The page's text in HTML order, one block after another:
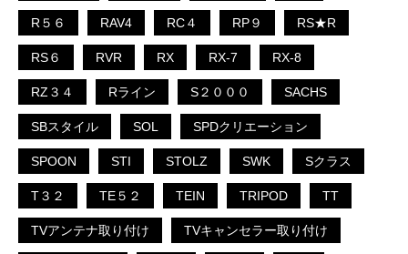
R５６ RAV4 RC４ RP９ RS★R
RS６ RVR RX RX-7 RX-8
RZ３４ Rライン S２０００ SACHS
SBスタイル SOL SPDクリエーション
SPOON STI STOLZ SWK Sクラス
T３２ TE５２ TEIN TRIPOD TT
TVアンテナ取り付け TVキャンセラー取り付け